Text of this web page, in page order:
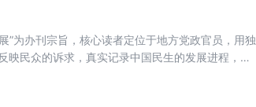
”为办刊宗旨，核心读者定位于地方党政官员，用独
民众的诉求，真实记录中国民生的发展进程，力